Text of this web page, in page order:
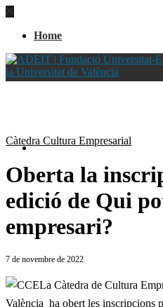
Home
Home
Càtedra Cultura Empresarial
Oberta la
edició de Qui
empresari?
7 de novembre de 2022
La Càtedra de Cultura
València ha obert les inscripcions